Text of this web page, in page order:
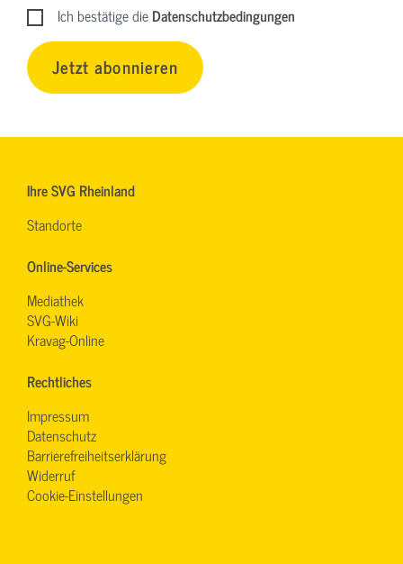
Ich bestätige dieDatenschutzbedingungen
Jetzt abonnieren
Ihre SVG Rheinland
Standorte
Online-Services
Mediathek
SVG-Wiki
Kravag-Online
Rechtliches
Impressum
Datenschutz
Barrierefreiheitserklärung
Widerruf
Cookie-Einstellungen